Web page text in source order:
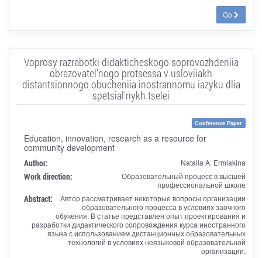
Go
Voprosy razrabotki didakticheskogo soprovozhdeniia
obrazovatel'nogo protsessa v usloviiakh
distantsionnogo obucheniia inostrannomu iazyku dlia
spetsial'nykh tselei
Conference Paper
Education, innovation, research as a resource for
community development
Author: Natalia A. Ermiakina
Work direction:
Образовательный процесс в высшей
профессиональной школе
Abstract:
Автор рассматривает некоторые вопросы организации
образовательного процесса в условиях заочного
обучения. В статье представлен опыт проектирования и
разработки дидактического сопровождения курса иностранного
языка с использованием дистанционных образовательных
технологий в условиях неязыковой образовательной
организации.